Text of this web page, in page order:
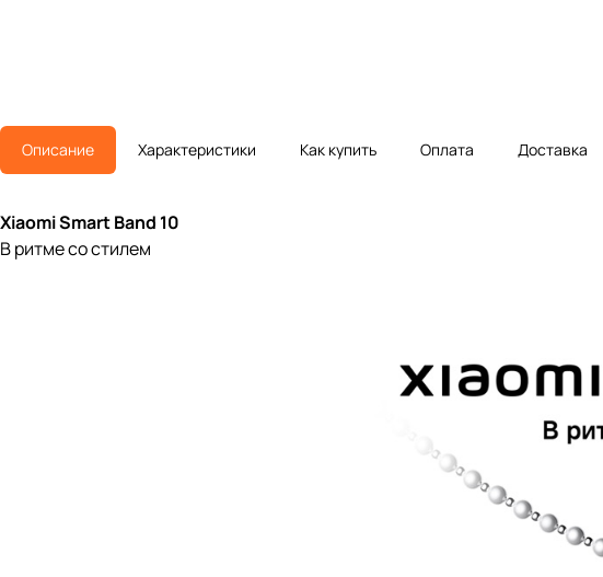
Описание Характеристики Как купить Оплата Доставка
Xiaomi Smart Band 10
В ритме со стилем